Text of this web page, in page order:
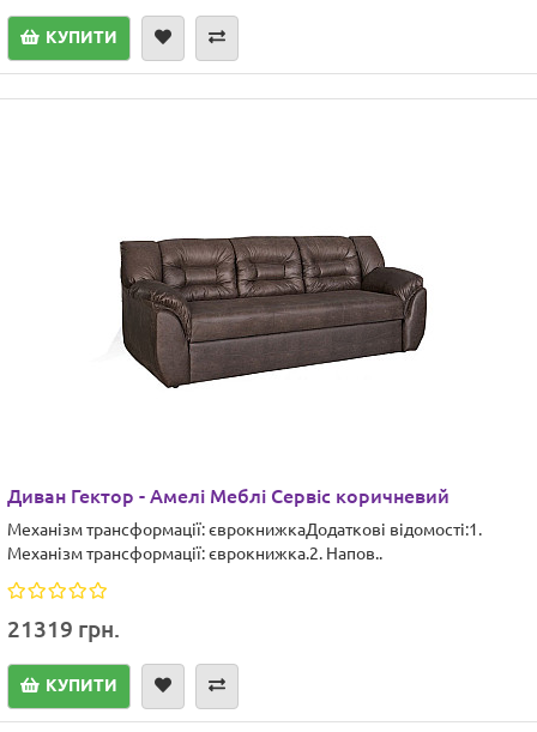
КУПИТИ
Диван Гектор - Амелі Меблі Сервіс коричневий
Механізм трансформації: єврокнижкаДодаткові відомості:1.
Механізм трансформації: єврокнижка.2. Напов..
21319 грн.
КУПИТИ